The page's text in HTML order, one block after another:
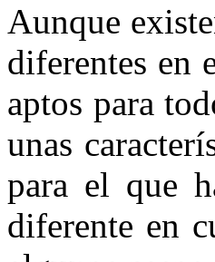
Aunque
diferentes en
aptos para
unas
para el que
diferente en